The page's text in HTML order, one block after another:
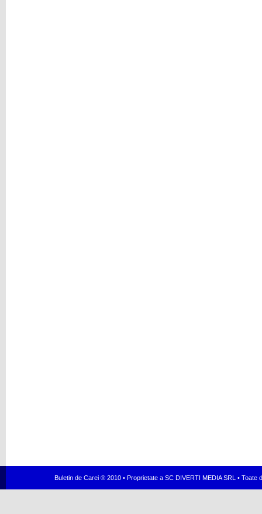
Buletin de Carei ® 2010 • Proprietate a SC DIVERTI MEDIA SRL •